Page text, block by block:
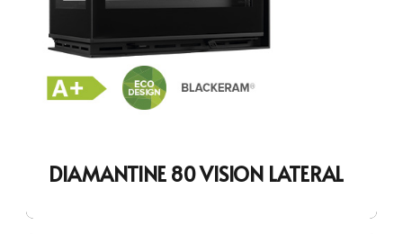
DIAMANTINE 80 VISION LATERAL